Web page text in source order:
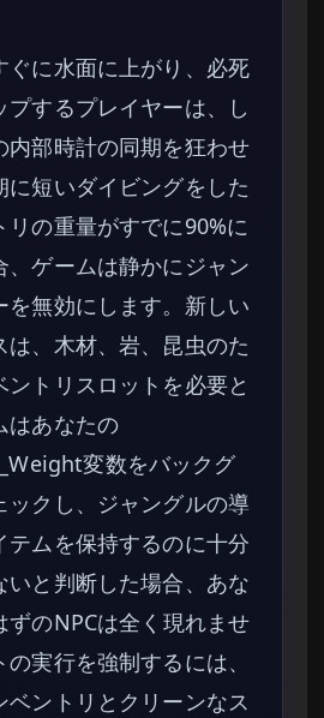
ぐに水面に上がり、必死
プするプレイヤーは、し
内部時計の同期を狂わせ
に短いダイビングをした
リの重量がすでに90%に
、ゲームは静かにジャン
を無効にします。新しい
は、木材、岩、昆虫のた
トリスロットを必要と
はあなたの
変数をバックグ
ックし、ジャングルの導
テムを保持するのに十分
いと判断した場合、あな
ずのNPCは全く現れませ
実行を強制するには、
ベントリとクリーンなス